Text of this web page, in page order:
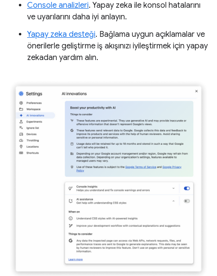
Console analizleri. Yapay zeka ile konsol hatalarını
ve uyarılarını daha iyi anlayın.
Yapay zeka desteği. Bağlama uygun açıklamalar ve
önerilerle geliştirme iş akışınızı iyileştirmek için yapay
zekadan yardım alın.